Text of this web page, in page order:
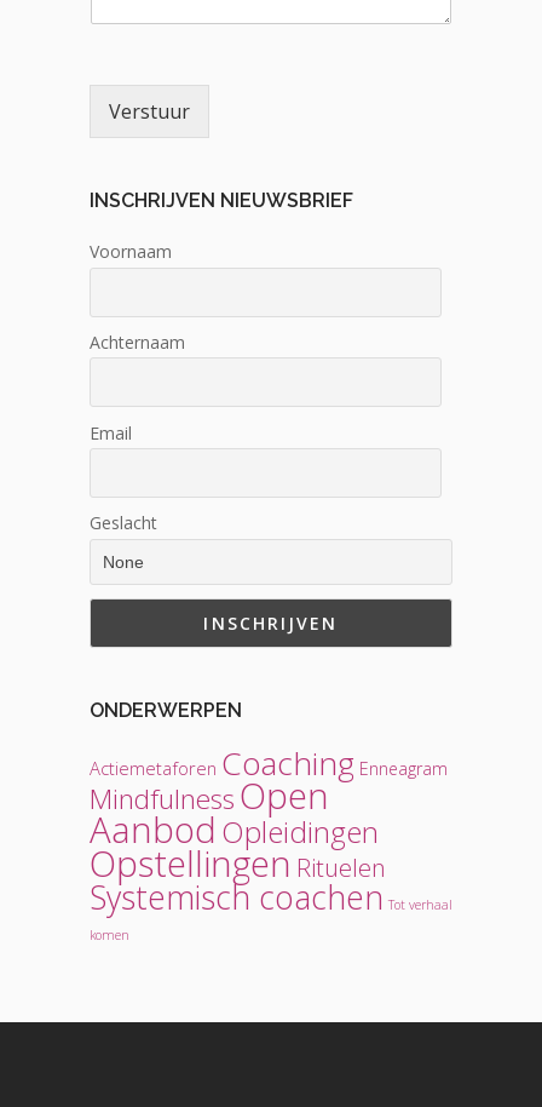
Verstuur
INSCHRIJVEN NIEUWSBRIEF
Voornaam
Achternaam
Email
Geslacht
ONDERWERPEN
Actiemetaforen Coaching Enneagram
MindfulnessOpen
Aanbod Opleidingen
Opstellingen Rituelen
Systemisch coachen Tot verhaal
komen